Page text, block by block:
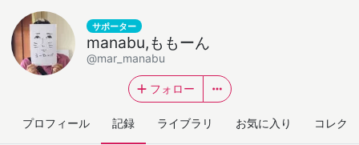
サポーター
manabu,ももーん
@mar_manabu
フォロー
プロフィール 記録 ライブラリ お気に入り コレク